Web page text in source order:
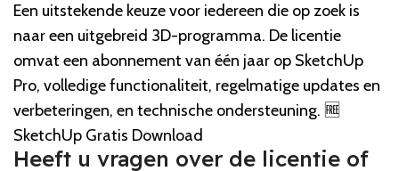
Een uitstekende keuze voor iedereen die op zoek is
naar een uitgebreid 3D-programma. De licentie
omvat een abonnement van één jaar op SketchUp
Pro, volledige functionaliteit, regelmatige updates en
verbeteringen, en technische ondersteuning. 🆓
SketchUp Gratis Download
Heeft u vragen over de licentie of